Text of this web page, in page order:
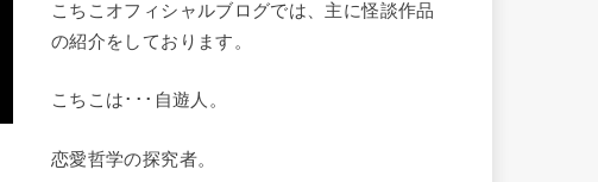
こちこオフィシャルブログでは、主に怪談作品
の紹介をしております。
こちこは･･･自遊人。
恋愛哲学の探究者。